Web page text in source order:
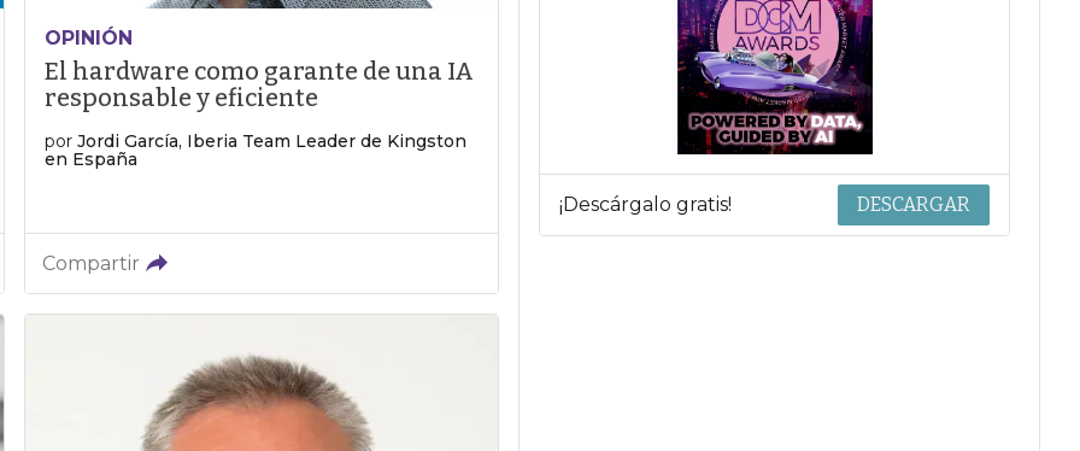
OPINIÓN
El hardware como garante de una IA
responsable y eficiente
por Jordi García, Iberia Team Leader de Kingston
en España
Compartir
¡Descárgalo gratis! DESCARGAR